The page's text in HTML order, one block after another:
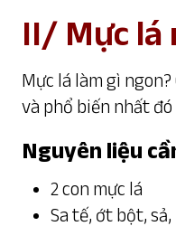
II/ Mực lá
Mực lá làm gì
và phổ biến nhất
Nguyên liệu
2 con mực lá
Sa tế, ớt bột,